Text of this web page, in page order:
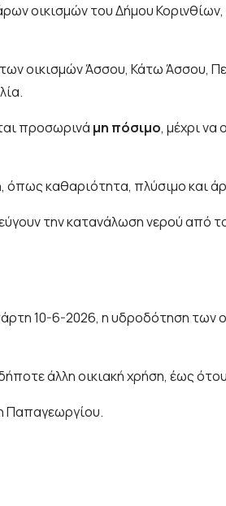
οικισμών του Δήμου
οικισμών Άσσου, Κάτω Άσσου,
προσωρινά μη πόσιμο, μέχρι να
όπως καθαριότητα, πλύσιμο και
την κατανάλωση νερού από
10-6-2026, η υδροδότηση των
άλλη οικιακή χρήση, έως
Παπαγεωργίου.